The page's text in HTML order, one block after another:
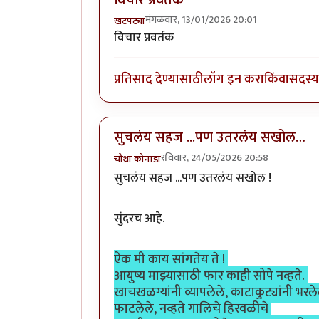
खटपट्यामंगळवार, 13/01/2026 20:01
विचार प्रवर्तक
प्रतिसाद देण्यासाठीलॉग इन कराकिंवासदस्य
सुचलंय सहज ...पण उतरलंय सखोल…
चौथा कोनाडारविवार, 24/05/2026 20:58
सुचलंय सहज ...पण उतरलंय सखोल !
सुंदरच आहे.
ऐक मी काय सांगतेय ते !
आयुष्य माझ्यासाठी फार काही सोपे नव्हते.
खाचखळग्यांनी व्यापलेले, काटाकुट्यांनी
फाटलेले, नव्हते गालिचे हिरवळीचे